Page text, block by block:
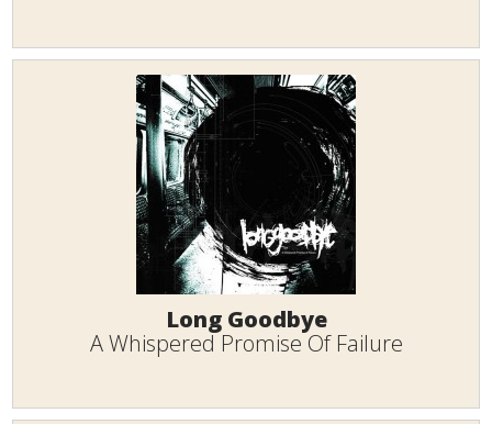
Long Goodbye
A Whispered Promise Of Failure